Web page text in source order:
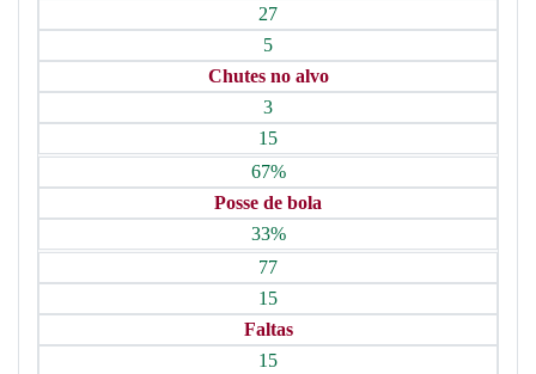
27
5
Chutes no alvo
3
15
67%
Posse de bola
33%
77
15
Faltas
15